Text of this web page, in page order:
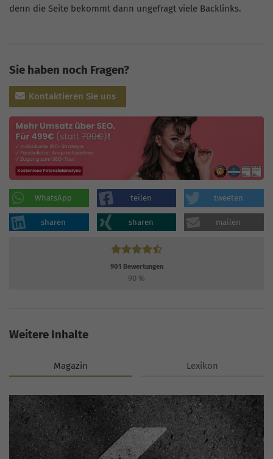
denn die Seite bekommt dann ungefragt viele Backlinks.
Sie haben noch Fragen?
Kontaktieren Sie uns
WhatsApp teilen tweeten
sharen sharen mailen
901 Bewertungen
90 %
Weitere Inhalte
Magazin Lexikon